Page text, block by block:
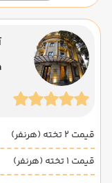
قیمت 2 تخته (هرنفر)
قیمت 1 تخته (هرنفر)